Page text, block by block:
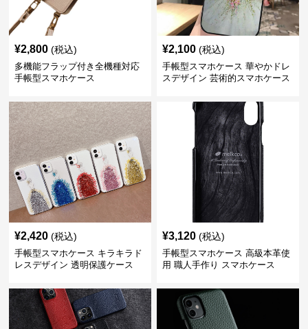
¥2,800 (税込)
多機能フラップ付き全機種対応
手帳型スマホケース
¥2,100 (税込)
手帳型スマホケース 華やかドレ
スデザイン 芸術的スマホケース
¥2,420 (税込)
手帳型スマホケース キラキラド
レスデザイン 透明保護ケース
¥3,120 (税込)
手帳型スマホケース 高級本革使
用 職人手作り スマホケース